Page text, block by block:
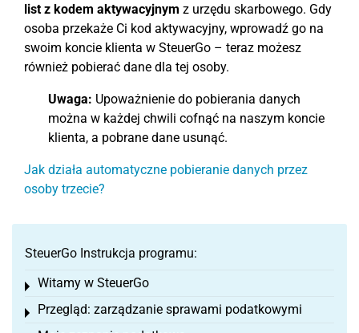
list z kodem aktywacyjnym z urzędu skarbowego. Gdy
osoba przekaże Ci kod aktywacyjny, wprowadź go na
swoim koncie klienta w SteuerGo – teraz możesz
również pobierać dane dla tej osoby.
Uwaga: Upoważnienie do pobierania danych
można w każdej chwili cofnąć na naszym koncie
klienta, a pobrane dane usunąć.
Jak działa automatyczne pobieranie danych przez
osoby trzecie?
SteuerGo Instrukcja programu:
Witamy w SteuerGo
Toggle menu
Przegląd: zarządzanie sprawami podatkowymi
Toggle menu